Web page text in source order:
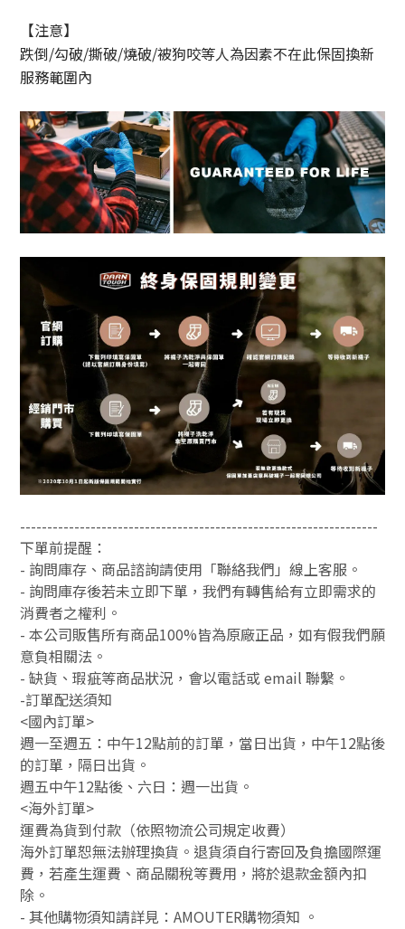
【注意】
跌倒/勾破/撕破/燒破/被狗咬等人為因素不在此保固換新
服務範圍內
------------------------------------------------------------------
下單前提醒：
- 詢問庫存、商品諮詢請使用「聯絡我們」線上客服。
- 詢問庫存後若未立即下單，我們有轉售給有立即需求的
消費者之權利。
- 本公司販售所有商品100%皆為原廠正品，如有假我們願
意負相關法。
- 缺貨、瑕疵等商品狀況，會以電話或 email 聯繫。
-訂單配送須知
<國內訂單>
週一至週五：中午12點前的訂單，當日出貨，中午12點後
的訂單，隔日出貨。
週五中午12點後、六日：週一出貨。
<海外訂單>
運費為貨到付款（依照物流公司規定收費）
海外訂單恕無法辦理換貨。退貨須自行寄回及負擔國際運
費，若產生運費、商品關稅等費用，將於退款金額內扣
除。
- 其他購物須知請詳見： AMOUTER購物須知 。